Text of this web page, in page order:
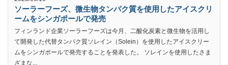
ソーラーフーズ、微生物タンパク質を使用したアイスクリ
ームをシンガポールで発売
フィンランド企業ソーラーフーズは今月、二酸化炭素と微生物を活用し
て開発した代替タンパク質ソレイン（Solein）を使用したアイスクリー
ムをシンガポールで発売することを発表した。 ソレインを使用したさま
ざまな...